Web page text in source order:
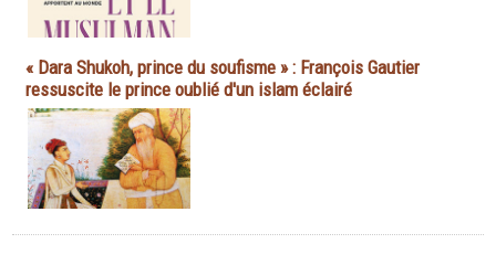
« Dara Shukoh, prince du soufisme » : François Gautier
ressuscite le prince oublié d'un islam éclairé